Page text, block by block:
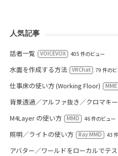
人気記事
話者一覧 VOICEVOX 405 件のビュー
水面を作成する方法 VRChat 79 件の
仕事床の使い方 (Working Floor) MME
背景透過／アルファ抜き／クロマキ
M4Layer の使い方 MMD 46 件のビュー
照明／ライトの使い方 Ray MMD 43
アバター／ワールドをローカルでテ